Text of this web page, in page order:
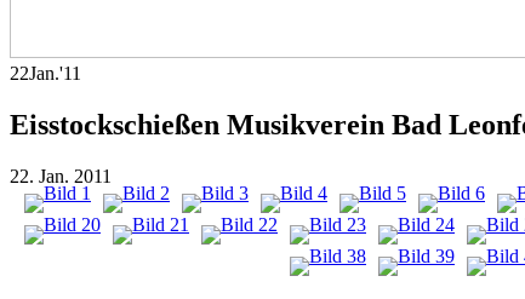
22Jan.'11
Eisstockschießen Musikverein Bad
22. Jan. 2011